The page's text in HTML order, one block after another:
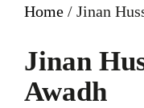
Home / Jinan
Jinan
Awadh